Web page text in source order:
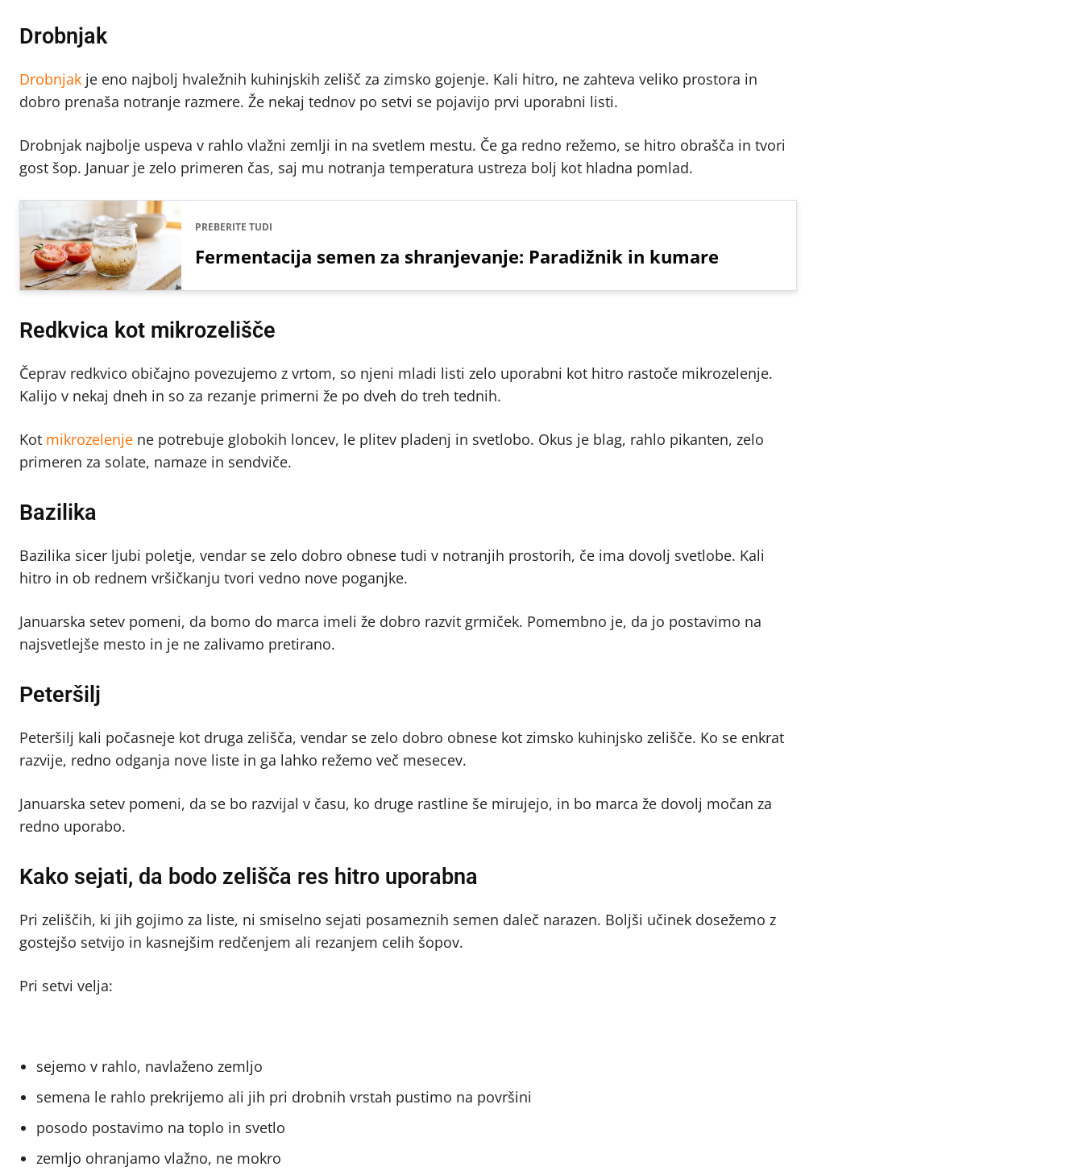
Drobnjak
Drobnjak je eno najbolj hvaležnih kuhinjskih zelišč za zimsko gojenje. Kali hitro, ne zahteva veliko prostora in
dobro prenaša notranje razmere. Že nekaj tednov po setvi se pojavijo prvi uporabni listi.
Drobnjak najbolje uspeva v rahlo vlažni zemlji in na svetlem mestu. Če ga redno režemo, se hitro obrašča in tvori
gost šop. Januar je zelo primeren čas, saj mu notranja temperatura ustreza bolj kot hladna pomlad.
PREBERITE TUDI
Fermentacija semen za shranjevanje: Paradižnik in kumare
Redkvica kot mikrozelišče
Čeprav redkvico običajno povezujemo z vrtom, so njeni mladi listi zelo uporabni kot hitro rastoče mikrozelenje.
Kalijo v nekaj dneh in so za rezanje primerni že po dveh do treh tednih.
Kot mikrozelenje ne potrebuje globokih loncev, le plitev pladenj in svetlobo. Okus je blag, rahlo pikanten, zelo
primeren za solate, namaze in sendviče.
Bazilika
Bazilika sicer ljubi poletje, vendar se zelo dobro obnese tudi v notranjih prostorih, če ima dovolj svetlobe. Kali
hitro in ob rednem vršičkanju tvori vedno nove poganjke.
Januarska setev pomeni, da bomo do marca imeli že dobro razvit grmiček. Pomembno je, da jo postavimo na
najsvetlejše mesto in je ne zalivamo pretirano.
Peteršilj
Peteršilj kali počasneje kot druga zelišča, vendar se zelo dobro obnese kot zimsko kuhinjsko zelišče. Ko se enkrat
razvije, redno odganja nove liste in ga lahko režemo več mesecev.
Januarska setev pomeni, da se bo razvijal v času, ko druge rastline še mirujejo, in bo marca že dovolj močan za
redno uporabo.
Kako sejati, da bodo zelišča res hitro uporabna
Pri zeliščih, ki jih gojimo za liste, ni smiselno sejati posameznih semen daleč narazen. Boljši učinek dosežemo z
gostejšo setvijo in kasnejšim redčenjem ali rezanjem celih šopov.
Pri setvi velja:
sejemo v rahlo, navlaženo zemljo
semena le rahlo prekrijemo ali jih pri drobnih vrstah pustimo na površini
posodo postavimo na toplo in svetlo
zemljo ohranjamo vlažno, ne mokro